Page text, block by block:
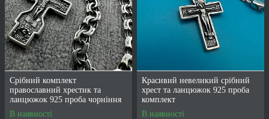
Срібний комплект
православний хрестик та
ланцюжок 925 проба чорніння
В наявності
Красивий невеликий срібний
хрест та ланцюжок 925 проба
комплект
В наявності